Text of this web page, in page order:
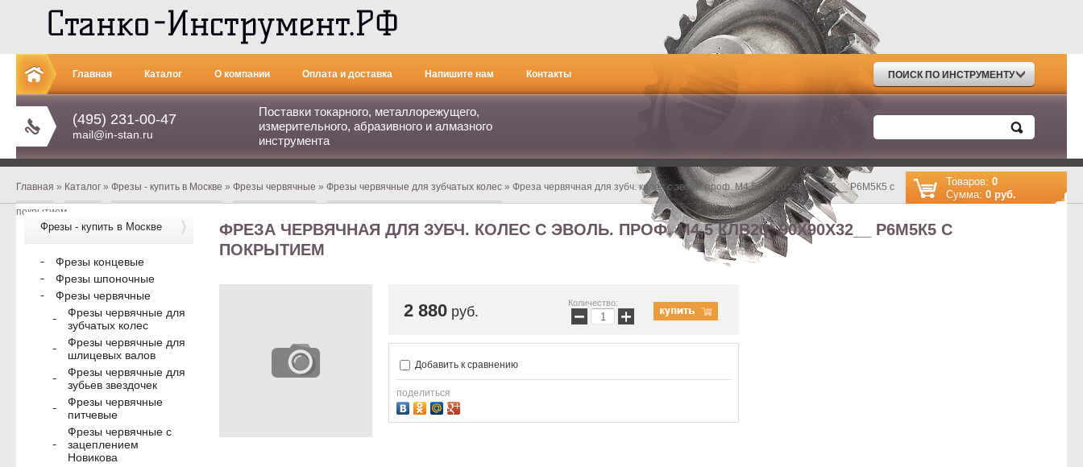
ПОИСК ПО ИНСТРУМЕНТУ
(495) 231-00-47
mail@in-stan.ru
Поставки токарного, металлорежущего,
измерительного, абразивного и алмазного
инструмента
Главная Каталог О компании Оплата и доставка Напишите нам Контакты
Главная » Каталог » Фрезы - купить в Москве » Фрезы червячные » Фрезы червячные для зубчатых колес » Фреза червячная для зубч. колес с эволь. проф. М4,5 клВ20* 90х90х32__ Р6М5К5 с
покрытием
Товаров: 0
Cумма: 0 руб.
ФРЕЗА ЧЕРВЯЧНАЯ ДЛЯ ЗУБЧ. КОЛЕС С ЭВОЛЬ. ПРОФ. М4,5 КЛВ20* 90Х90Х32__ Р6М5К5 С
ПОКРЫТИЕМ
2 880 руб.
Количество:
− +
Добавить к сравнению
поделиться
Фрезы - купить в Москве
Фрезы концевые
Фрезы шпоночные
Фрезы червячные
Фрезы червячные для
зубчатых колес
Фрезы червячные для
шлицевых валов
Фрезы червячные для
зубьев звездочек
Фрезы червячные
питчевые
Фрезы червячные с
зацеплением
Новикова